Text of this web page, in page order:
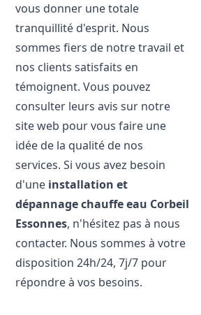
vous donner une totale
tranquillité d'esprit. Nous
sommes fiers de notre travail et
nos clients satisfaits en
témoignent. Vous pouvez
consulter leurs avis sur notre
site web pour vous faire une
idée de la qualité de nos
services. Si vous avez besoin
d'une installation et
dépannage chauffe eau Corbeil
Essonnes, n'hésitez pas à nous
contacter. Nous sommes à votre
disposition 24h/24, 7j/7 pour
répondre à vos besoins.